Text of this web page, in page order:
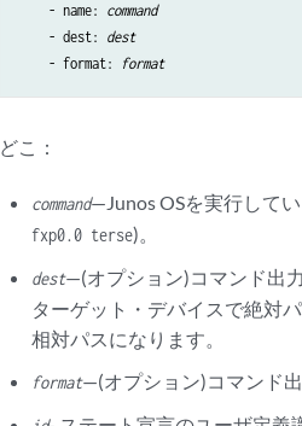
    - name:
command
    - dest:
dest
    - format:
format
どこ：
command—Junos OSを実行して
fxp0.0 terse)。
dest—(オプション)コマンド出
ターゲット・デバイスで絶対
相対パスになります。
format—(オプション)コマンド